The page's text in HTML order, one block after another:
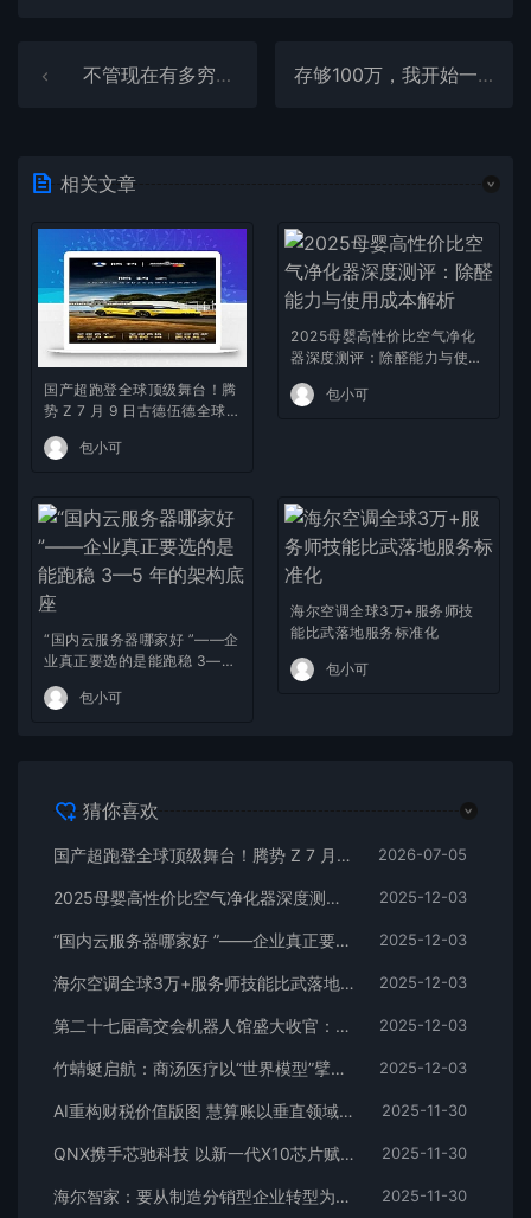
不管现在有多穷，都别去花这3种钱，越花越穷，看完记心里 存够100万，我开始一毛不拔了
相关文章
国产超跑登全球顶级舞台！腾
势 Z 7 月 9 日古德伍德全球首
秀，三大自研黑科技碾压百万
级跑车包小可
2025母婴高性价比空气净化
器深度测评：除醛能力与使用
包小可
“国内云服务器哪家好 ”——企
业真正要选的是能跑稳 3—5
年的架构底座
包小可
海尔空调全球3万+服务师技
能比武落地服务标准化
包小可
猜你喜欢
国产超跑登全球顶级舞台！腾势 Z 7 月 9 日古德伍德全球首秀，三大自研黑科技碾压百万级跑车 2026-07-05
2025母婴高性价比空气净化器深度测评：除醛能力与使用成本解析 2025-12-03
“国内云服务器哪家好 ”——企业真正要选的是能跑稳 3—5 年的架构底座 2025-12-03
海尔空调全球3万+服务师技能比武落地服务标准化 2025-12-03
第二十七届高交会机器人馆盛大收官：数千亿级成果催生智能时代新周期 2025-12-03
竹蜻蜓启航：商汤医疗以“世界模型”擘画智慧医疗新未来 2025-12-03
AI重构财税价值版图 慧算账以垂直领域大模型引领行业升级 2025-11-30
QNX携手芯驰科技 以新一代X10芯片赋能座舱未来 2025-11-30
海尔智家：要从制造分销型企业转型为服务平台型企业 2025-11-30